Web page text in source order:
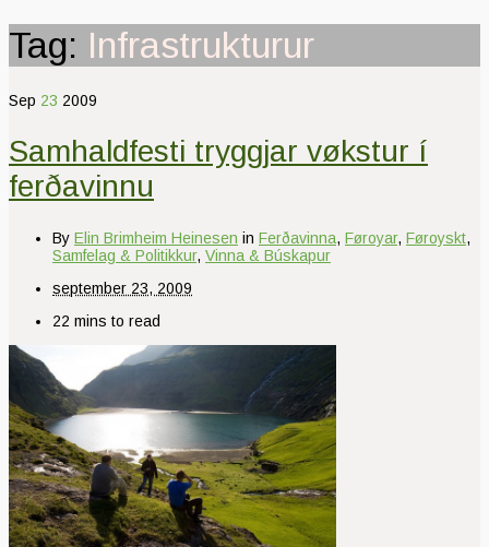
Tag: Infrastrukturur
Sep 23 2009
Samhaldfesti tryggjar vøkstur í
ferðavinnu
By Elin Brimheim Heinesen in Ferðavinna, Føroyar, Føroyskt,
Samfelag & Politikkur, Vinna & Búskapur
september 23, 2009
22 mins to read